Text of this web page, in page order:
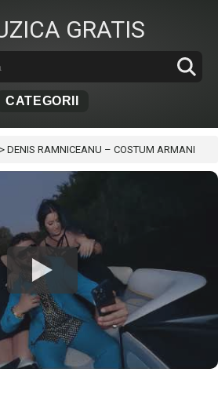
GRATIS
CATEGORII
> DENIS RAMNICEANU – COSTUM ARMANI